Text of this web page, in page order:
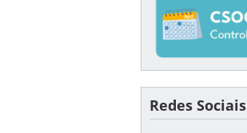
Redes Sociais